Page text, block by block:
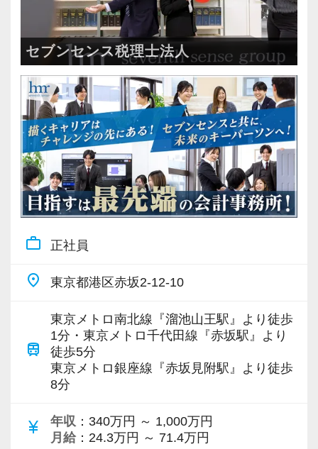
う方からの応募をお待ちしています。
【求める人物像】
・起業家の事業成功を支援するという理念に共
感いただける方
・人が好きで素直に感動できる方
・チームワークを大事にできる方
・几帳面で着実に仕事に取り組んでいただける
方
・相手の立場や意図を汲み、親身に考えながら
コミュニケーションを取れる方
当の意味での税務会計についての理解を深める
ことができます。
科目合格者には税理士科目合格手当が支給され
る点も、モチベーションアップにつながると思
仕事と勉強が両立しやすい環境が整っていま
この3年間、繁忙期でも土日出勤はゼロ、45時間
以上/月残業したスタッフも3年間で1人（1回だ
け。残業代支給済）しかいません。
【ストレスは半分、やりがいは2倍、あなたの
「がんばり」を無駄にしません！】
資格や担当数などは正当に評価して給与等にし
っかり還元しています。随時昇給しているので
年に２回昇給する人もいます。
評価軸も1つではないので、誰にでも昇級のチャ
適材適所をモットーに、その人に合った業務を
いを持って働き、個人の目標に合わせて成⻑し
【ワークライフバランス重視の自由な仕事スタ
イルです！】
会社は成⻑中ですが、スタッフに過度な負荷を
基本的には定時で残業をせずに退社することを
Gemstone=「原石」という意味。原石である皆
さんを輝かせることを大事に、熱意とポテンシ
ャル重視、人物重視の採用を行っています。
【スタートアップ企業の支援に特化した税理士
法人です！】
お客様は上場会社、ベンチャー企業から大学教
授、士業までさまざまですが、共通しているの
は、今まさに急成⻑中の企業が多いというこ
と。
くありません。富裕層向け税務実務も経験可
能。
ビジネス共創の現場で、経営者と二人三脚しつ
つ、経営者と同じ目線に立った仕事をすること
ができます。
【徹底したペーパーレス・クラウド活用で業務
効率化を図っています！】
7〜8割のお客様はすでにペーパーレス化。
クラウド会計ソフトの導入も積極的に実施して
セブンセンス税理士法人
work_outline 正社員
place 東京都港区赤坂2-12-10
train
東京メトロ南北線『溜池山王駅』より徒歩
1分・東京メトロ千代田線『赤坂駅』より
徒歩5分
東京メトロ銀座線『赤坂見附駅』より徒歩
8分
currency_yen 年収 ：340万円 ～ 1,000万円
月給 ：24.3万円 ～ 71.4万円